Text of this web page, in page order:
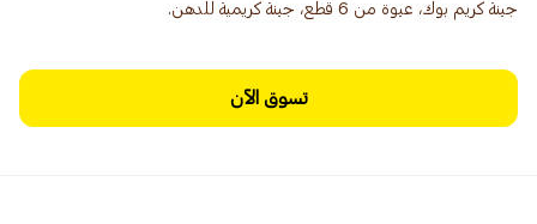
جبنة كريم بوك، عبوة من 6 قطع، جبنة كريمية للدهن.
تسوق الآن